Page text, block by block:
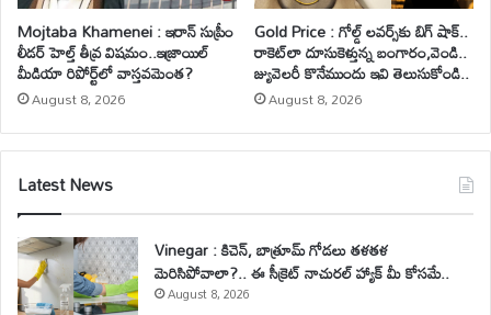
Mojtaba Khamenei : ఇరాన్ సుప్రీం
లీడర్ హెల్త్ తీవ్ర విషమం..ఇజ్రాయిల్
మీడియా రిపోర్ట్‌లో వాస్తవమెంత?
August 8, 2026
Gold Price : గోల్డ్ లవర్స్‌కు బిగ్ షాక్..
రాకెట్‌లా దూసుకెళ్తున్న బంగారం,వెండి..
జ్యువెలరీ కొనేముందు ఇవి తెలుసుకోండి..
August 8, 2026
Latest News
Vinegar : కిచెన్, బాత్రూమ్ గోడలు తళతళ
మెరిసిపోవాలా?.. ఈ సీక్రెట్ నాచురల్ హ్యాక్ మీ కోసమే..
August 8, 2026